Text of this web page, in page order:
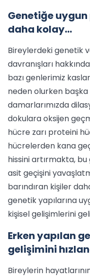
Genetiğe
daha kolay…
Bireylerdeki genetik
davranışları
bazı genlerimiz
neden olurken
damarlarımızda
dokulara oksijen
hücre zarı proteini
hücrelerden kana
hissini artırmakta,
asit geçişini
barındıran kişiler
genetik yapılarına
kişisel gelişimlerini
Erken yapılan
gelişimini
Bireylerin